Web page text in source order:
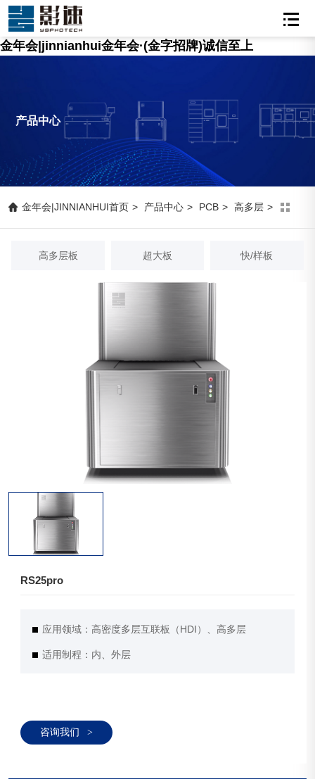
金年会|jinnianhui金年会·(金字招牌)诚信至上
产品中心
金年会|JINNIANHUI首页 > 产品中心 > PCB > 高多层 > 高多层
高多层板 超大板 快/样板
RS25pro
应用领域：高密度多层互联板（HDI）、高多层
适用制程：内、外层
咨询我们 >